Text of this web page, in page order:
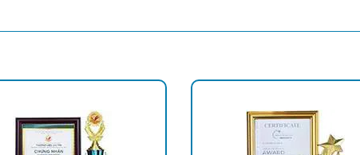
trụ cổng năng lượng mặt trời
mặt trời cao cấp sử dụng tấm pin mặt trời để hấp thụ
sáng ngoại thất. Với thiết kế hiện đại, khả năng tự
được ưa chuộng.